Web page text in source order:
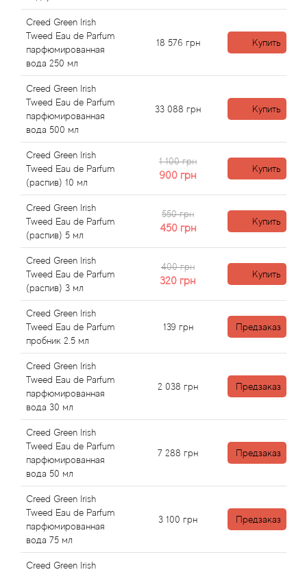
Creed Green Irish
Tweed Eau de Parfum
парфюмированная
вода 250 мл
18 576 грн Купить
Creed Green Irish
Tweed Eau de Parfum
парфюмированная
вода 500 мл
33 088 грн Купить
Creed Green Irish
Tweed Eau de Parfum
(распив) 10 мл
1 100 грн
900 грн
Купить
Creed Green Irish
Tweed Eau de Parfum
(распив) 5 мл
550 грн
450 грн
Купить
Creed Green Irish
Tweed Eau de Parfum
(распив) 3 мл
400 грн
320 грн
Купить
Creed Green Irish
Tweed Eau de Parfum
пробник 2.5 мл
139 грн Предзаказ
Creed Green Irish
Tweed Eau de Parfum
парфюмированная
вода 30 мл
2 038 грн Предзаказ
Creed Green Irish
Tweed Eau de Parfum
парфюмированная
вода 50 мл
7 288 грн Предзаказ
Creed Green Irish
Tweed Eau de Parfum
парфюмированная
вода 75 мл
3 100 грн Предзаказ
Creed Green Irish
Anima Mundi
Anna Sui
Annayake
Anne Fontaine
Annick Goutal
Antonia's Flowers
Antonio Banderas
Antonio Puig
Antonio Visconti
Aquolina
Arabesque Perfumes
Arabiyat
Aramis
Ariana Grande
Armaf
Armand Basi